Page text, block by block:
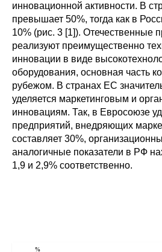
инновационной активности. В
превышает 50%, тогда как в
10% (рис. 3 [1]). Отечественные
реализуют преимущественно
инновации в виде
оборудования, основная часть
рубежом. В странах ЕС
уделяется маркетинговым и
инновациям. Так, в Евросоюзе
предприятий, внедряющих
составляет 30%,
аналогичные показатели в РФ
1,9 и 2,9% соответственно.